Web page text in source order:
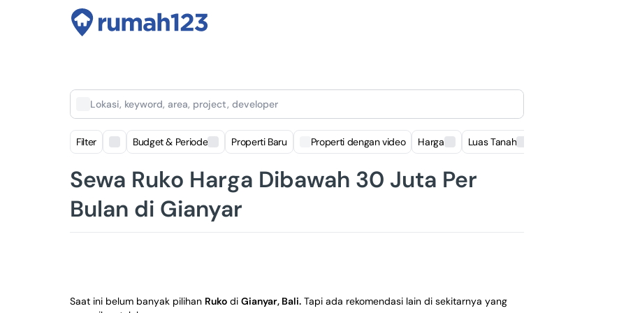
Lokasi, keyword, area, project, developer
Filter Budget & Periode Properti Baru Properti dengan video Harga Luas Tanah
Sewa Ruko Harga Dibawah 30 Juta Per
Bulan di Gianyar
Saat ini belum banyak pilihan Ruko di Gianyar, Bali. Tapi ada rekomendasi lain di sekitarnya yang